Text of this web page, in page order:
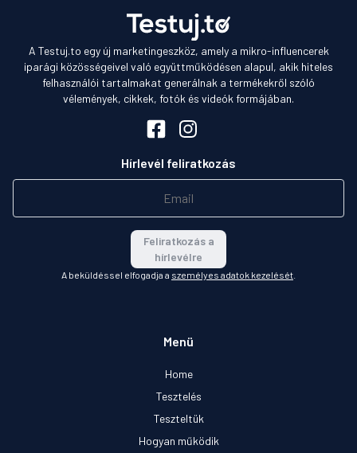
A Testuj.to egy új marketingeszköz, amely a mikro-influencerek
iparági közösségeivel való együttműködésen alapul, akik hiteles
felhasználói tartalmakat generálnak a termékekről szóló
vélemények, cikkek, fotók és videók formájában.
Hírlevél feliratkozás
Feliratkozás a
hírlevélre
A beküldéssel elfogadja a személyes adatok kezelését
Menü
Home
Tesztelés
Teszteltük
Hogyan működik